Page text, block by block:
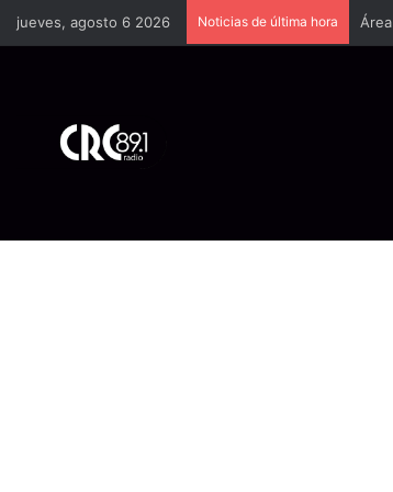
jueves, agosto 6 2026 Noticias de última hora